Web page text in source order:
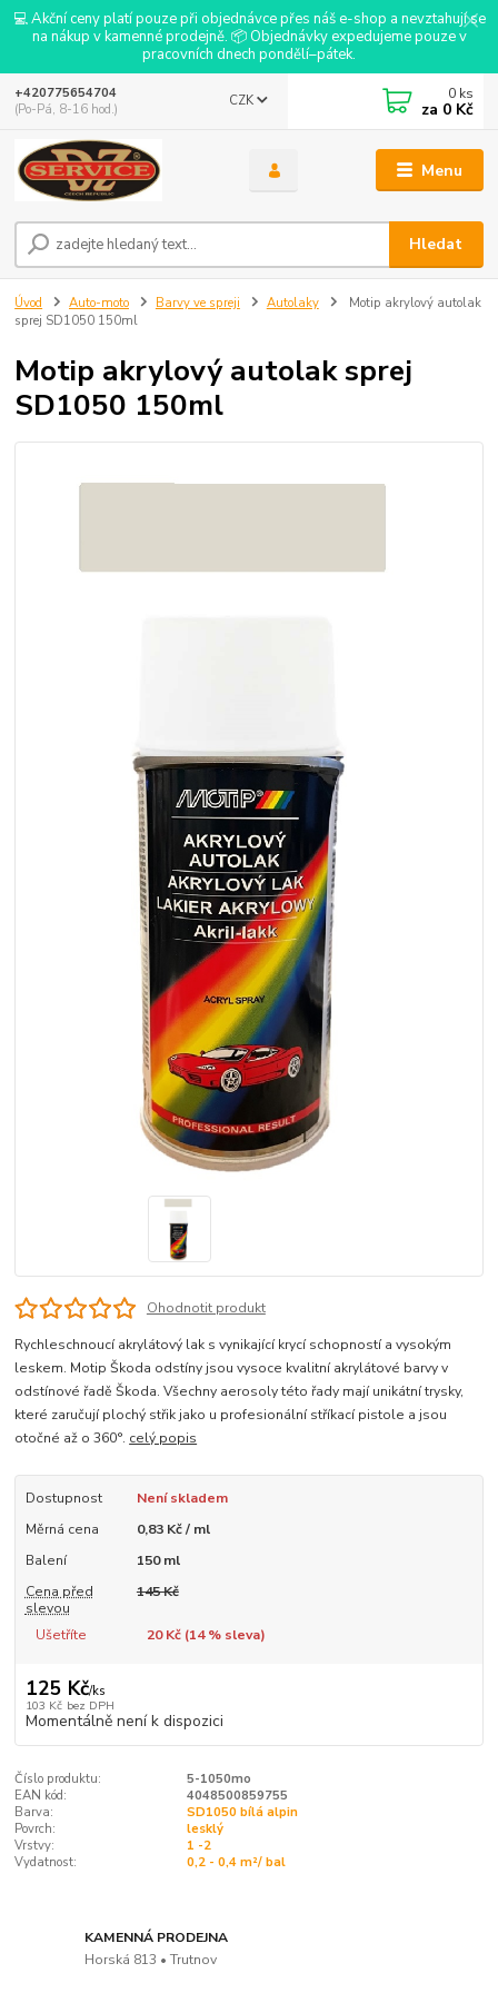
💻 Akční ceny platí pouze při objednávce přes náš e-shop a nevztahují se
na nákup v kamenné prodejně. 📦 Objednávky expedujeme pouze v
pracovních dnech pondělí–pátek.
Menu
CZK
Hledat
+420775654704
(Po-Pá, 8-16 hod.)
0 ks
za 0 Kč
Úvod Auto-moto Barvy ve spreji Autolaky
Motip akrylový autolak
sprej SD1050 150ml
Motip akrylový autolak sprej
SD1050 150ml
Ohodnotit produkt
Rychleschnoucí akrylátový lak s vynikající krycí schopností a vysokým
leskem. Motip Škoda odstíny jsou vysoce kvalitní akrylátové barvy v
odstínové řadě Škoda. Všechny aerosoly této řady mají unikátní trysky,
které zaručují plochý střik jako u profesionální stříkací pistole a jsou
otočné až o 360°. celý popis
Dostupnost
Není skladem
Měrná cena
0,83 Kč / ml
Balení
150 ml
Cena před
slevou
145 Kč
Ušetříte 20 Kč (14% sleva)
125 Kč/ks
103 Kč bez DPH
Momentálně není k dispozici
Číslo produktu:
5-1050mo
EAN kód:
4048500859755
Barva:
SD1050 bílá alpin
Povrch:
lesklý
Vrstvy:
1 -2
Vydatnost:
0,2 - 0,4 m²/ bal
KAMENNÁ PRODEJNA
Horská 813 • Trutnov